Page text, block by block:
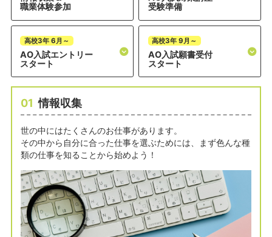
職業体験参加
受験準備
高校3年 6月～
AO入試エントリー
スタート
高校3年 9月～
AO入試願書受付
スタート
01 情報収集
世の中にはたくさんのお仕事があります。
その中から自分に合った仕事を選ぶためには、まず色んな種
類の仕事を知ることから始めよう！